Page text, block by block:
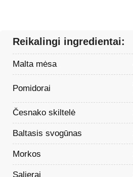
Reikalingi ingredientai:
Malta mėsa
Pomidorai
Česnako skiltelė
Baltasis svogūnas
Morkos
Salierai